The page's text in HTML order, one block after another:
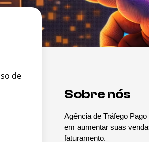
de
Sobre nós
Agência de Tráfego
em aumentar suas
faturamento.